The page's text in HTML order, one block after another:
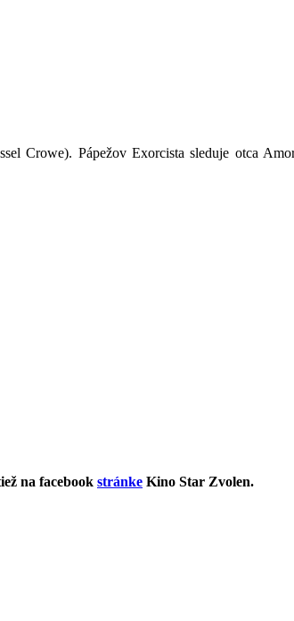
Crowe). Pápežov Exorcista sleduje otca
na facebook stránke Kino Star Zvolen.